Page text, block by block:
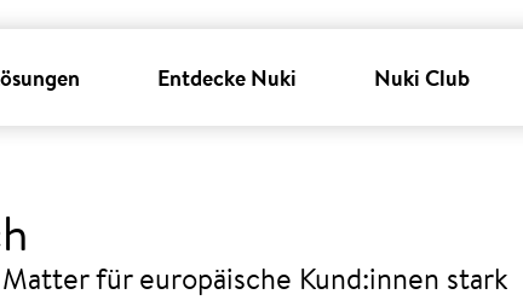
Entdecke Nuki Nuki Club
für europäische Kund:innen stark